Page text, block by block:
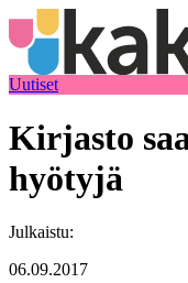
Siirry
sisältöön
Uutiset
Kirjasto
hyötyjä
Julkaistu:
06.09.2017